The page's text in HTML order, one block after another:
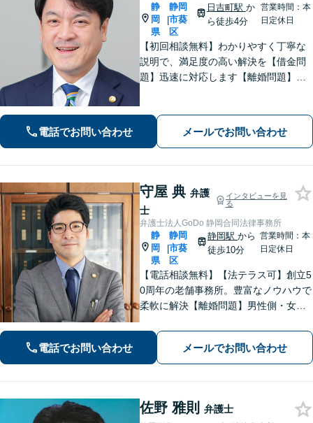
静
岡
県
|
静岡
市葵
区
日吉町駅 か
ら徒歩4分
営業時間：本
日定休日
【初回相談無料】わかりやすく丁寧な
説明で、満足度の高い解決を【借金問
題】迅速に対応します【離婚問題】ご
題】交渉・調停・審判など全フェーズ
対応【完全個室で対応】
電話でお問い合わせ メールでお問い合わせ
守屋 典 弁護
士
インタビューを見
る
弁護士法人GoDo 静岡合同法律事務所
静
岡
県
|
静岡
市葵
区
静岡駅 から
徒歩10分
営業時間：本
日定休日
【電話相談無料】【法テラス可】創立5
0周年の老舗事務所。豊富なノウハウで
柔軟に解決【離婚問題】男性側・女性
慰謝料、養育費、面会交流など幅広く
対応【借金・債務整理】個人・法人と
もに相談可【静岡駅10分】
電話でお問い合わせ メールでお問い合わせ
佐野 雅則 弁護士